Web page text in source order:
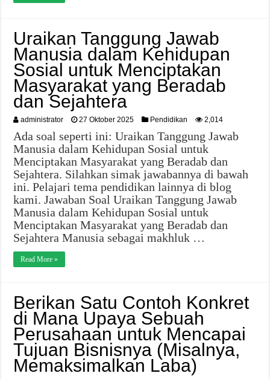
Uraikan Tanggung Jawab
Manusia dalam Kehidupan
Sosial untuk Menciptakan
Masyarakat yang Beradab
dan Sejahtera
administrator 27 Oktober 2025 Pendidikan 2,014
Ada soal seperti ini: Uraikan Tanggung Jawab
Manusia dalam Kehidupan Sosial untuk
Menciptakan Masyarakat yang Beradab dan
Sejahtera. Silahkan simak jawabannya di bawah
ini. Pelajari tema pendidikan lainnya di blog
kami. Jawaban Soal Uraikan Tanggung Jawab
Manusia dalam Kehidupan Sosial untuk
Menciptakan Masyarakat yang Beradab dan
Sejahtera Manusia sebagai makhluk …
Read More »
Berikan Satu Contoh Konkret
di Mana Upaya Sebuah
Perusahaan untuk Mencapai
Tujuan Bisnisnya (Misalnya,
Memaksimalkan Laba)